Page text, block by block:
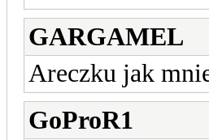
GARGAMEL
Areczku jak
GoProR1